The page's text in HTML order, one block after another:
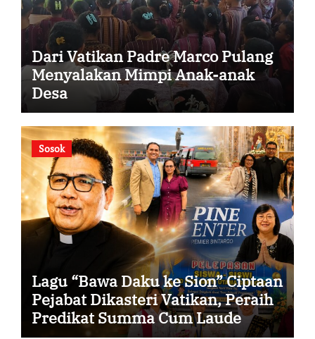
Dari Vatikan Padre Marco Pulang
Menyalakan Mimpi Anak-anak
Desa
Sosok
Lagu “Bawa Daku ke Sion” Ciptaan
Pejabat Dikasteri Vatikan, Peraih
Predikat Summa Cum Laude